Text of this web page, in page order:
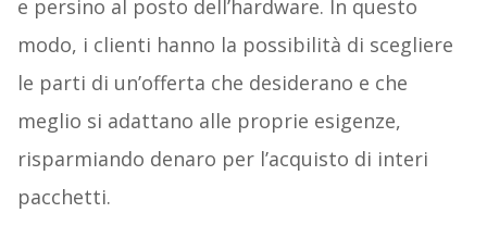
e persino al posto dell’hardware. In questo
modo, i clienti hanno la possibilità di scegliere
le parti di un’offerta che desiderano e che
meglio si adattano alle proprie esigenze,
risparmiando denaro per l’acquisto di interi
pacchetti.